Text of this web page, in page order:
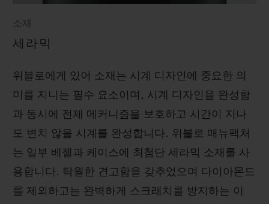
소재
세라믹
위블로에게 있어 소재는 시계 디자인에 중요한 의
미를 지니는 필수 요소이며, 시계 디자인을 완성함
과 동시에 전체 메커니즘을 보호하고 시간이 지나
도 변치 않을 시계를 완성합니다. 위블로 매뉴팩처
는 일부 베젤과 케이스에 최첨단 세라믹 소재를 사
용합니다. 탁월한 견고함을 갖추었으며 다이아몬드
를 제외하고는 완벽하게 스크래치를 방지하는 이